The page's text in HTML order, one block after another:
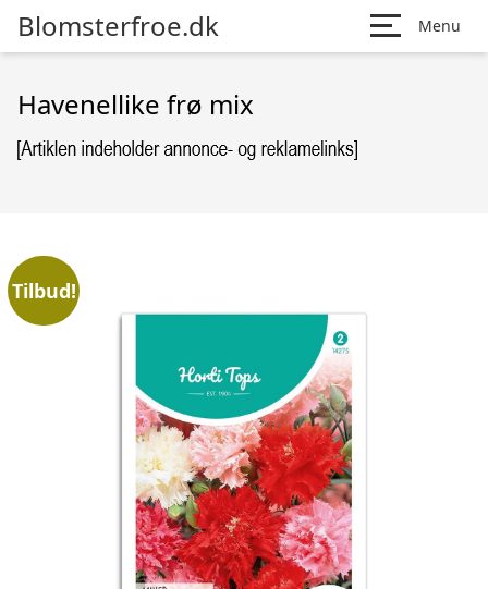
Blomsterfroe.dk Menu
Havenellike frø mix
Tilbud!